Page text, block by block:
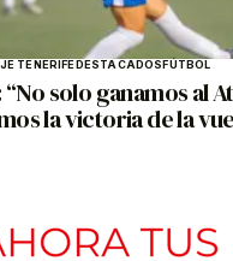
TENERIFEDESTACADOSFÚTBOL
solo ganamos al
la victoria de la